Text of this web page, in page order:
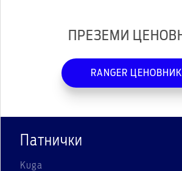
ПРЕЗЕМИ
RANGER ЦЕНОВНИК
Патнички
Kuga